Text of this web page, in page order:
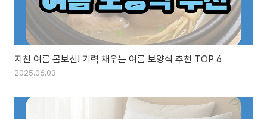
지친 여름 몸보신! 기력 채우는 여름 보양식 추천 TOP 6
2025.06.03